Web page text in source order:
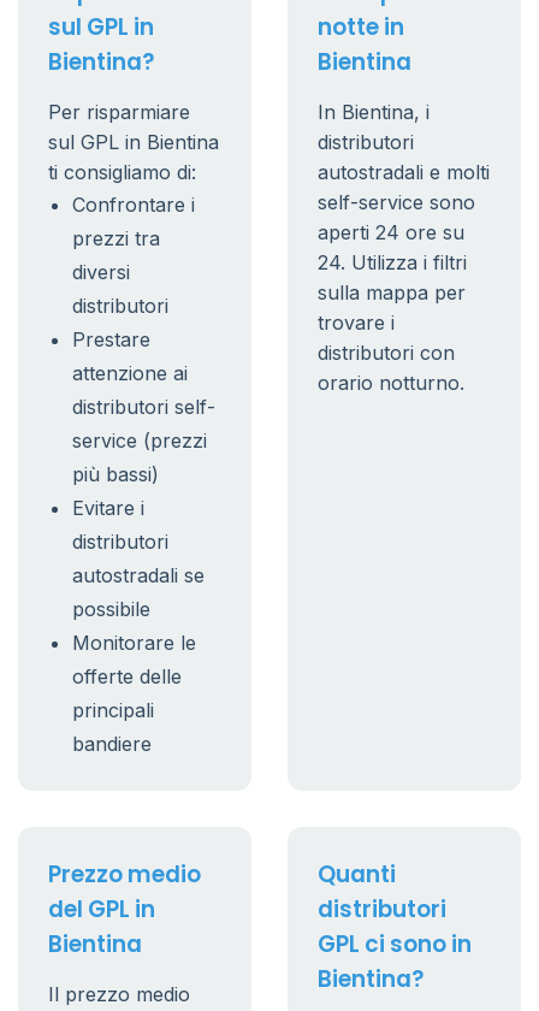
sul GPL in
Bientina?
Per risparmiare
sul GPL in Bientina
ti consigliamo di:
Confrontare i
prezzi tra
diversi
distributori
Prestare
attenzione ai
distributori self-
service (prezzi
più bassi)
Evitare i
distributori
autostradali se
possibile
Monitorare le
offerte delle
principali
bandiere
notte in
Bientina
In Bientina, i
distributori
autostradali e molti
self-service sono
aperti 24 ore su
24. Utilizza i filtri
sulla mappa per
trovare i
distributori con
orario notturno.
Prezzo medio
del GPL in
Bientina
Il prezzo medio
Quanti
distributori
GPL ci sono in
Bientina?